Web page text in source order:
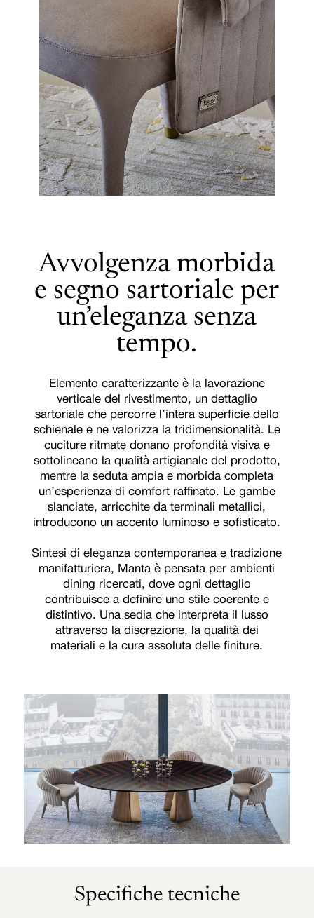
Avvolgenza morbida
e segno sartoriale per
un’eleganza senza
tempo.
Elemento caratterizzante è la lavorazione
verticale del rivestimento, un dettaglio
sartoriale che percorre l’intera superficie dello
schienale e ne valorizza la tridimensionalità. Le
cuciture ritmate donano profondità visiva e
sottolineano la qualità artigianale del prodotto,
mentre la seduta ampia e morbida completa
un’esperienza di comfort raffinato. Le gambe
slanciate, arricchite da terminali metallici,
introducono un accento luminoso e sofisticato.
Sintesi di eleganza contemporanea e tradizione
manifatturiera, Manta è pensata per ambienti
dining ricercati, dove ogni dettaglio
contribuisce a definire uno stile coerente e
distintivo. Una sedia che interpreta il lusso
attraverso la discrezione, la qualità dei
materiali e la cura assoluta delle finiture.
Specifiche tecniche